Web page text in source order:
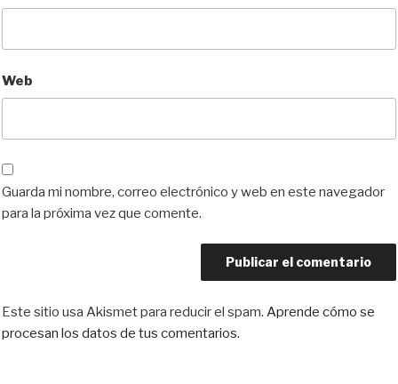
Web
Guarda mi nombre, correo electrónico y web en este navegador
para la próxima vez que comente.
Este sitio usa Akismet para reducir el spam. Aprende cómo se
procesan los datos de tus comentarios.